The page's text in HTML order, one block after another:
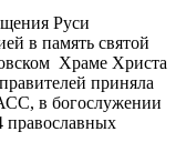
Руси
в память святой
Храме Христа
приняла
в богослужении
православных